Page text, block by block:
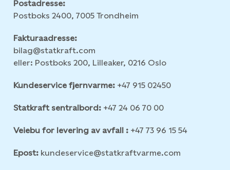
Postadresse:
Postboks 2400, 7005 Trondheim
Fakturaadresse:
bilag@statkraft.com
eller: Postboks 200, Lilleaker, 0216 Oslo
Kundeservice fjernvarme: +47 915 02450
Statkraft sentralbord: +47 24 06 70 00
Veiebu for levering av avfall : +47 73 96 15 54
Epost: kundeservice@statkraftvarme.com